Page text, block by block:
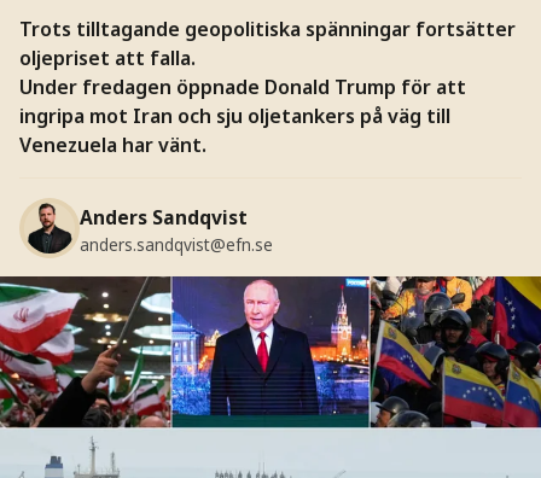
Trots tilltagande geopolitiska spänningar fortsätter
oljepriset att falla.
Under fredagen öppnade Donald Trump för att
ingripa mot Iran och sju oljetankers på väg till
Venezuela har vänt.
Anders Sandqvist
anders.sandqvist@efn.se